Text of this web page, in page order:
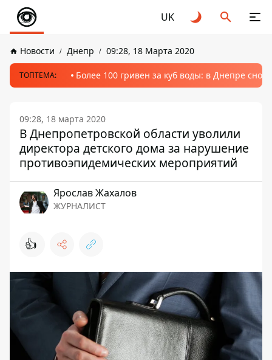
UK
Новости Днепр 09:28, 18 Марта 2020
ТОПТЕМА: Более 100 гривен за куб воды: в Днепре
09:28, 18 марта 2020
В Днепропетровской области уволили
директора детского дома за нарушение
противоэпидемических мероприятий
Ярослав Жахалов
ЖУРНАЛИСТ
👍